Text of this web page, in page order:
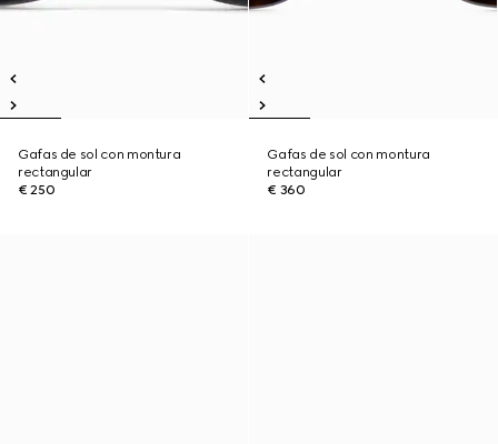
Gafas de sol con montura
rectangular
€ 250
Gafas de sol con montura
rectangular
€ 360